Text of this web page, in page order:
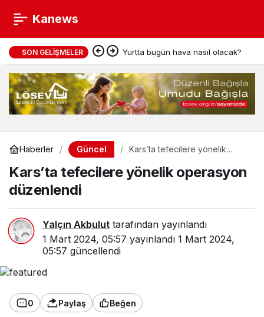
Kanews
SON GELIŞMELER Yurtta bugün hava nasıl olacak?
Haberler Güncel
Kars’ta tefecilere yönelik
Kars’ta tefecilere yönelik operasyon
düzenlendi
Yalçın Akbulut tarafından yayınlandı
1 Mart 2024, 05:57 yayınlandı 1 Mart 2024,
05:57 güncellendi
0 Paylaş Beğen